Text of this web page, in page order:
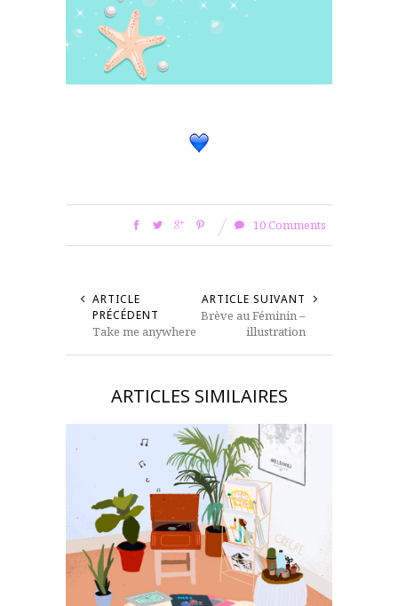
10 Comments
ARTICLE
PRÉCÉDENT
Take me anywhere
ARTICLE SUIVANT
Brève au Féminin –
illustration
ARTICLES SIMILAIRES